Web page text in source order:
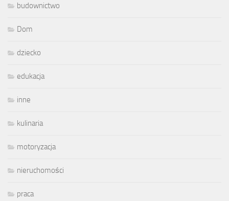
budownictwo
Dom
dziecko
edukacja
inne
kulinaria
motoryzacja
nieruchomości
praca